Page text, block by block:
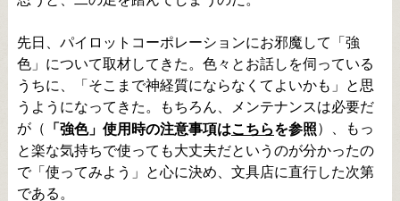
先日、パイロットコーポレーションにお邪魔して「強
色」について取材してきた。色々とお話しを伺っている
うちに、「そこまで神経質にならなくてよいかも」と思
うようになってきた。もちろん、メンテナンスは必要だ
が（
「強色」使用時の注意事項はこちらを参照）、もっ
と楽な気持ちで使っても大丈夫だというのが分かったの
で「使ってみよう」と心に決め、文具店に直行した次第
である。